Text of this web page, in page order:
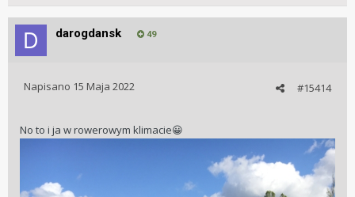
darogdansk 49
#15414
Napisano 15 Maja 2022
No to i ja w rowerowym klimacie😀